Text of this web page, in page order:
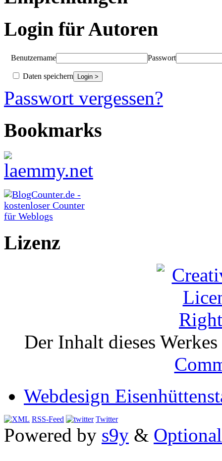
Login für Autoren
Benutzername Passwort
Daten speichern
Passwort vergessen?
Bookmarks
Lizenz
Der Inhalt dieses
Webdesign
RSS-Feed Twitter
Powered by s9y &